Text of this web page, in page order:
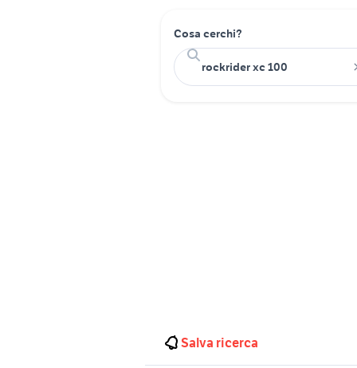
Cosa cerchi?
Salva ricerca